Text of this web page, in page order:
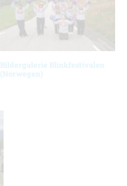
Bildergalerie Blinkfestivalen
(Norwegen)